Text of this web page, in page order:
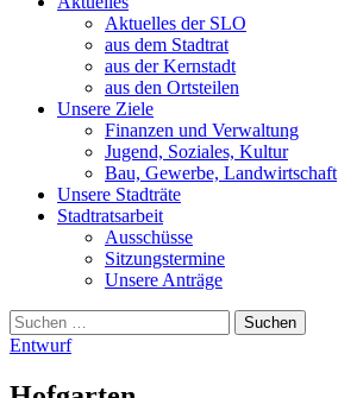
Aktuelles der SLO
aus dem Stadtrat
aus der Kernstadt
aus den Ortsteilen
Unsere Ziele
Finanzen und Verwaltung
Jugend, Soziales, Kultur
Bau, Gewerbe, Landwirtschaft
Unsere Stadträte
Stadtratsarbeit
Ausschüsse
Sitzungstermine
Unsere Anträge
Suchen
nach:
Entwurf